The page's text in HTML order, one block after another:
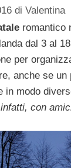
di Valentina
romantico
dal 3 al
per
anche se un
in modo
con